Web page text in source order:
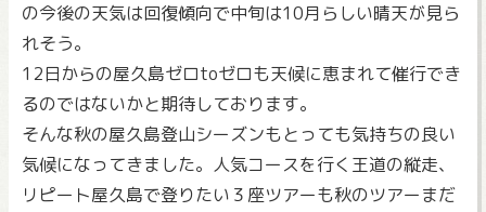
の今後の天気は回復傾向で中旬は10月らしい晴天が見ら
れそう。
12日からの屋久島ゼロtoゼロも天候に恵まれて催行でき
るのではないかと期待しております。
そんな秋の屋久島登山シーズンもとっても気持ちの良い
気候になってきました。人気コースを行く王道の縦走、
リピート屋久島で登りたい３座ツアーも秋のツアーまだ